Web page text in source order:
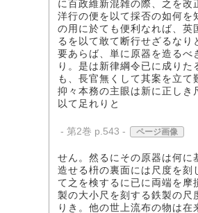
に百政維新混雑の際、之を
洋行の便を以て採否の如何を
の用に於ても便利なれば、英
るを以て敢て断行せざるな
要あらば、単に原器を造るべ
り。是は新律綱令已に成り
も、長官無くして其案を立
抑々本務の主眼は新に正しき
以て足れりと
- 第2巻 p.543 - ページ画像
せん。然るにその原器は何に
造せる枡の裏面には尺度を刻
て之を検するに已に両端を
製の大小尺を刻する鉄製の尺
りき。他の世上流布の物は